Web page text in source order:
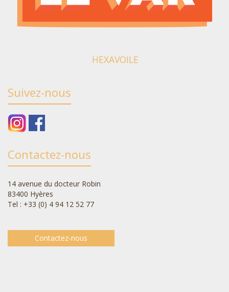
HEXAVOILE
Suivez-nous
Contactez-nous
14 avenue du docteur Robin
83400 Hyères
Tel : +33 (0) 4 94 12 52 77
Contactez-nous